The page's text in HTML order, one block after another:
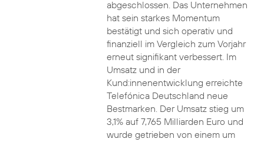
abgeschlossen. Das Unternehmen
hat sein starkes Momentum
bestätigt und sich operativ und
finanziell im Vergleich zum Vorjahr
erneut signifikant verbessert. Im
Umsatz und in der
Kund:innenentwicklung erreichte
Telefónica Deutschland neue
Bestmarken. Der Umsatz stieg um
3,1% auf 7,765 Milliarden Euro und
wurde getrieben von einem um